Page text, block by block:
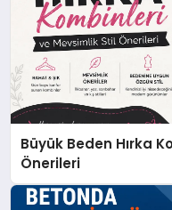
Büyük Beden Hırka
Önerileri